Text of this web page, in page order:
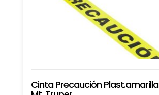
Cinta Precaución